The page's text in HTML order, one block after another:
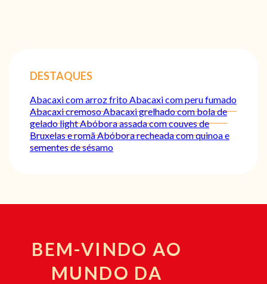
DESTAQUES
Abacaxi com arroz frito Abacaxi com peru fumado
Abacaxi cremosoAbacaxi grelhado com bola de
gelado lightAbóbora assada com couves de
Bruxelas e romãAbóbora recheada com quinoa e
sementes de sésamo
BEM-VINDO AO
MUNDO DA